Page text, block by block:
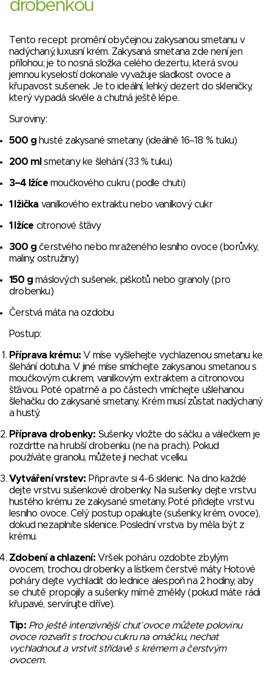
drobenkou
Tento recept promění obyčejnou zakysanou smetanu v
nadýchaný, luxusní krém. Zakysaná smetana zde není jen
přílohou; je to nosná složka celého dezertu, která svou
jemnou kyselostí dokonale vyvažuje sladkost ovoce a
křupavost sušenek. Je to ideální, lehký dezert do skleničky,
který vypadá skvěle a chutná ještě lépe.
Suroviny:
500 g husté zakysané smetany (ideálně 16–18 % tuku)
200 ml smetany ke šlehání (33 % tuku)
3–4 lžícemoučkového cukru (podle chuti)
1 lžička vanilkového extraktu nebo vanilkový cukr
1 lžíce citronové šťávy
300 g čerstvého nebo mraženého lesního ovoce (borůvky,
maliny, ostružiny)
150 g máslových sušenek, piškotů nebo granoly (pro
drobenku)
Čerstvá máta na ozdobu
Postup:
Příprava krému: V míse vyšlehejte vychlazenou smetanu ke
šlehání dotuha. V jiné míse smíchejte zakysanou smetanou s
moučkovým cukrem, vanilkovým extraktem a citronovou
šťávou. Poté opatrně a po částech vmíchejte ušlehanou
šlehačku do zakysané smetany. Krém musí zůstat nadýchaný
a hustý.
Příprava drobenky: Sušenky vložte do sáčku a válečkem je
rozdrťte na hrubší drobenku (ne na prach). Pokud
používáte granolu, můžete ji nechat vcelku.
Vytváření vrstev: Připravte si 4-6 sklenic. Na dno každé
dejte vrstvu sušenkové drobenky. Na sušenky dejte vrstvu
hustého krému ze zakysané smetany. Poté přidejte vrstvu
lesního ovoce. Celý postup opakujte (sušenky, krém, ovoce),
dokud nezaplníte sklenice. Poslední vrstva by měla být z
krému.
Zdobení a chlazení:Vršek poháru ozdobte zbylým
ovocem, trochou drobenky a lístkem čerstvé máty. Hotové
poháry dejte vychladit do lednice alespoň na 2 hodiny, aby
se chutě propojily a sušenky mírně změkly (pokud máte rádi
křupavé, servírujte dříve).
Tip: Pro ještě intenzivnější chuť ovoce můžete polovinu
ovoce rozvařit s trochou cukru na omáčku, nechat
vychladnout a vrstvit střídavě s krémem a čerstvým
ovocem.